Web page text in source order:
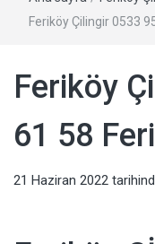
Feriköy Çilingir 0533
Feriköy
61 58
21 Haziran 2022